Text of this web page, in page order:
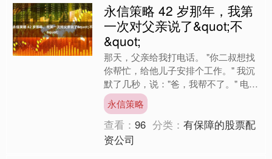
永信策略 42 岁那年，我第
一次对父亲说了&quot;不
&quot;
那天，父亲给我打电话。 "你二叔想找
你帮忙，给他儿子安排个工作。" 我沉
默了几秒，说："爸，我帮不了。" 电话
那头愣住了。 过了半天，父亲说："你
长大了，翅膀硬....
永信策略
查看：96 分类：有保障的股票配
资公司